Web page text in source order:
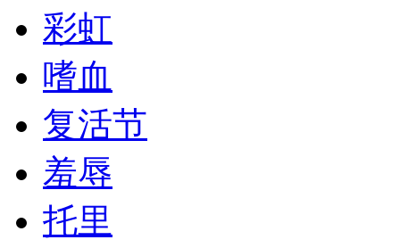
彩虹
嗜血
复活节
羞辱
托里